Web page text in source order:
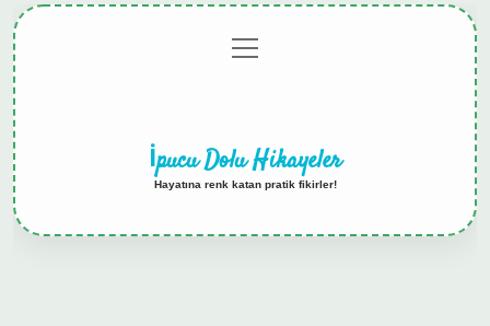
menüyü
aç
İpucu Dolu Hikayeler
Hayatına renk katan pratik fikirler!